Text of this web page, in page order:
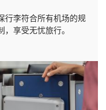
行李符合所有机场的规
享受无忧旅行。